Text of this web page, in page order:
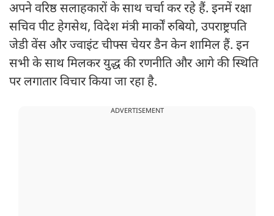
अपने वरिष्ठ सलाहकारों के साथ चर्चा कर रहे हैं. इनमें रक्षा
सचिव पीट हेगसेथ, विदेश मंत्री मार्कों रुबियो, उपराष्ट्रपति
जेडी वेंस और ज्वाइंट चीफ्स चेयर डैन केन शामिल हैं. इन
सभी के साथ मिलकर युद्ध की रणनीति और आगे की स्थिति
पर लगातार विचार किया जा रहा है.
ADVERTISEMENT